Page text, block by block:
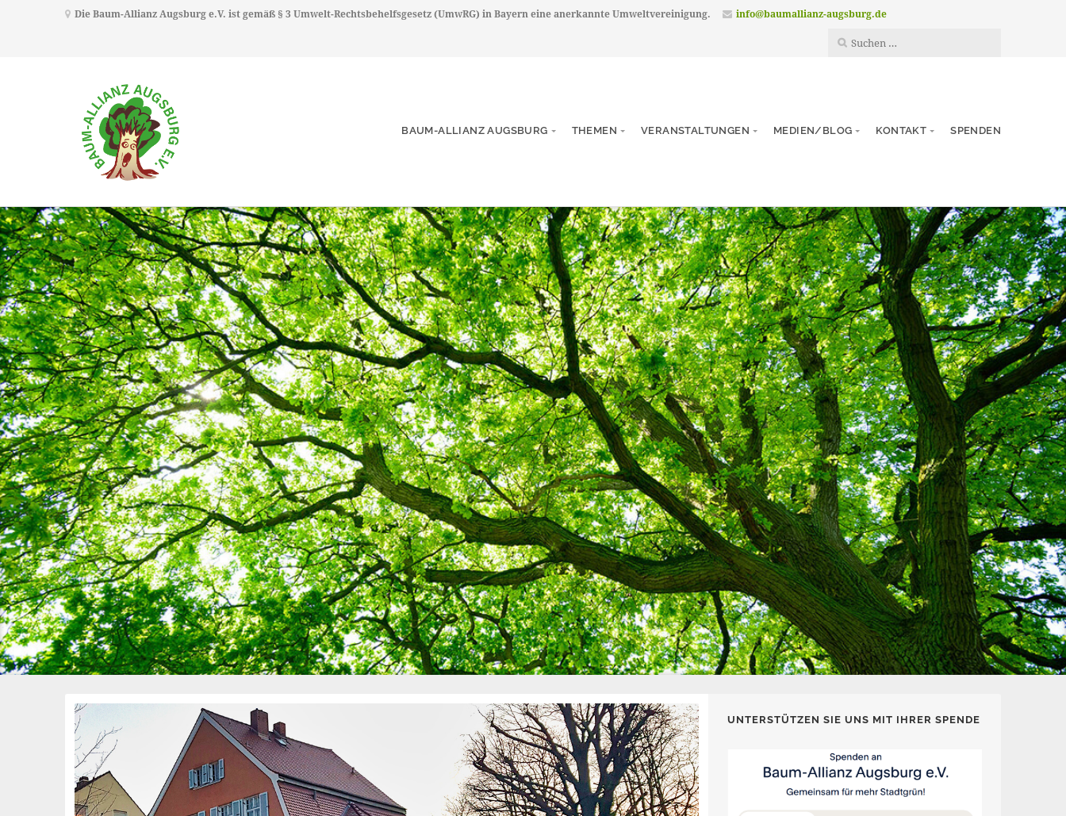
Die Baum-Allianz Augsburg e.V. ist gemäß § 3 Umwelt-Rechtsbehelfsgesetz (UmwRG) in Bayern eine anerkannte Umweltvereinigung. info@baumallianz-augsburg.de
BAUM-ALLIANZ AUGSBURG THEMEN VERANSTALTUNGEN MEDIEN/BLOG KONTAKT SPENDEN
UNTERSTÜTZEN SIE UNS MIT IHRER SPENDE